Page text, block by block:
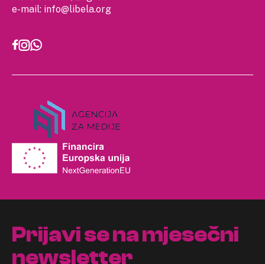
e-mail: info@libela.org
Prijavi se na mjesečni
newsletter